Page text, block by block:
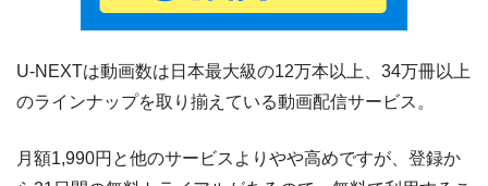
U-NEXTは動画数は日本最大級の12万本以上、34万冊以上
のラインナップを取り揃えている動画配信サービス。
月額1,990円と他のサービスよりやや高めですが、登録か